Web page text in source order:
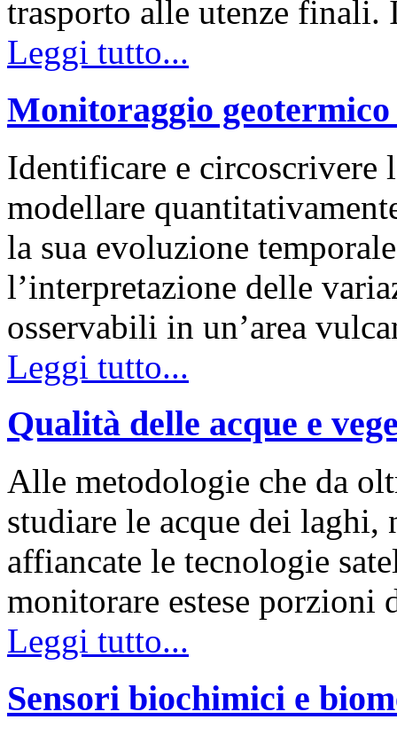
trasporto alle utenze
Leggi tutto...
Monitoraggio
Identificare e circoscrivere
modellare
la sua evoluzione
l’interpretazione delle
osservabili in un’area
Leggi tutto...
Qualità delle acque e
Alle metodologie che da
studiare le acque dei
affiancate le tecnologie
monitorare estese
Leggi tutto...
Sensori biochimici e